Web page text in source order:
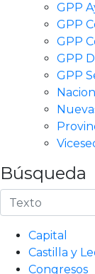
GPP
GPP
GPP
GPP
GPP
Búsqueda
Capital
Castilla y
Congresos